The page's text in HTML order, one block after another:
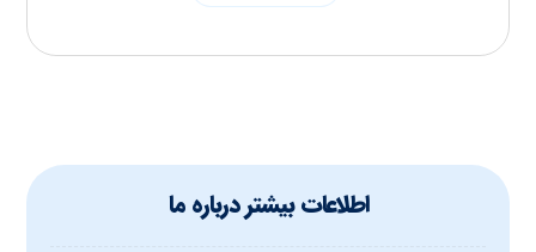
اطلاعات بیشتر درباره ما